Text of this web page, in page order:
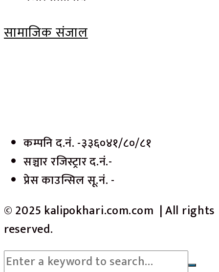
सामाजिक संजाल
कम्पनि द.नं. -३३६०४१/८०/८१
सञ्चार रजिस्ट्रार द.नं.-
प्रेस काउन्सिल सू.नं. -
© 2025 kalipokhari.com.com | All rights
reserved.